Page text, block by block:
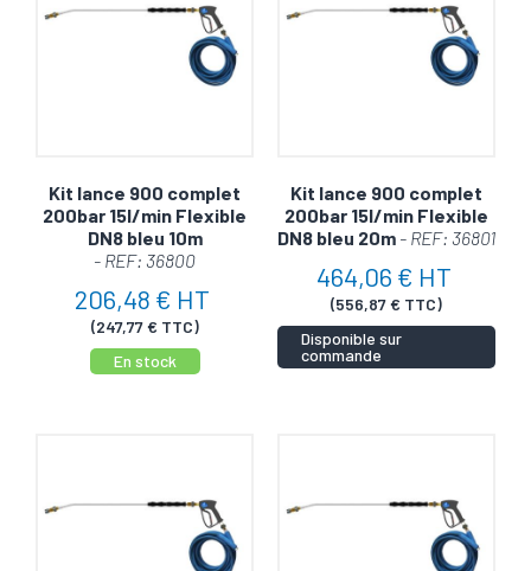
Kit lance 900 complet
200bar 15l/min Flexible
DN8 bleu 10m
- REF: 36800
206,48 € HT
(247,77 € TTC)
En stock
Kit lance 900 complet
200bar 15l/min Flexible
DN8 bleu 20m - REF: 36801
464,06 € HT
(556,87 € TTC)
Disponible sur
commande